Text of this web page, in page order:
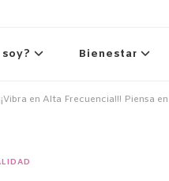
Bienestar
en Alta Frecuencia!!! Piensa